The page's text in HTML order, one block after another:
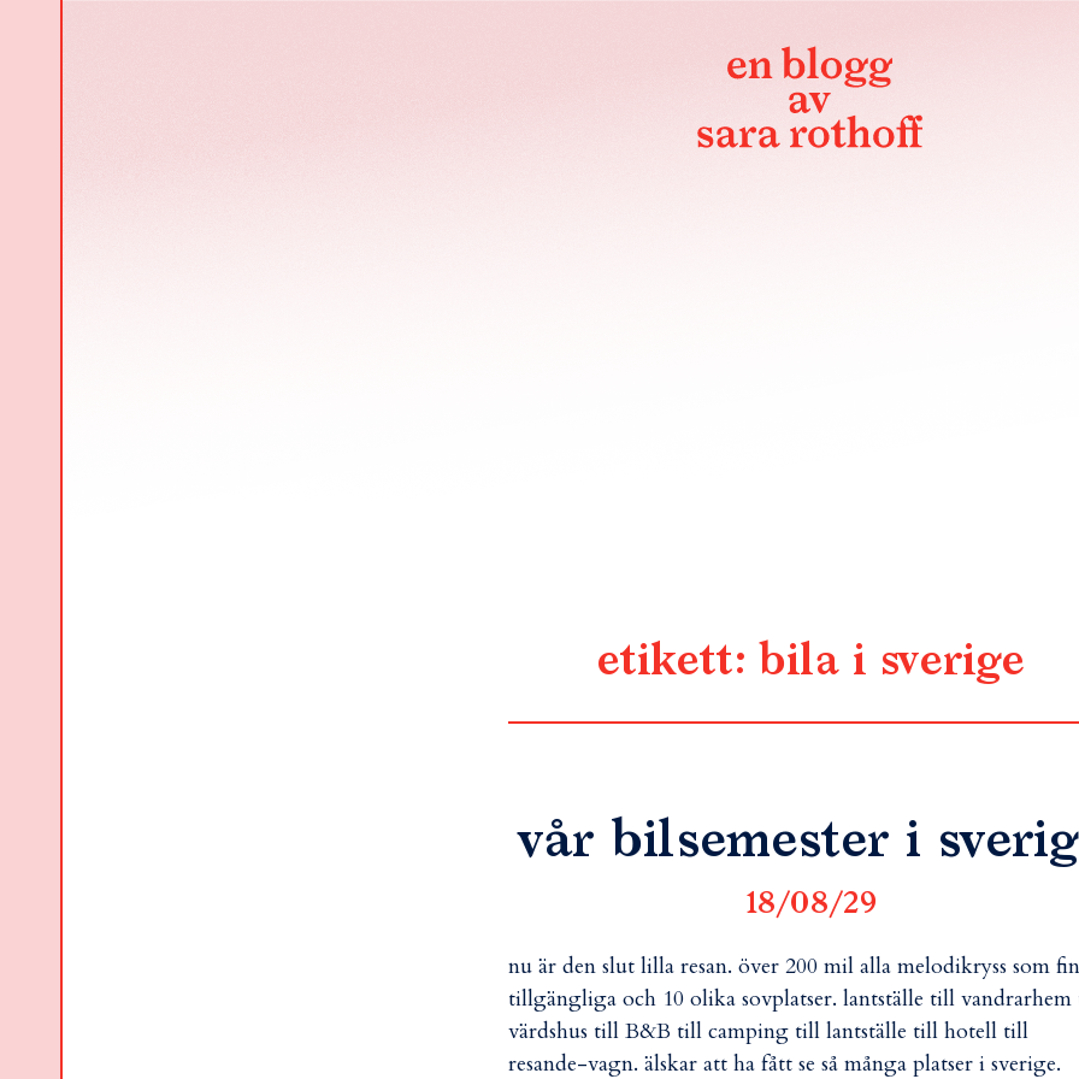
etikett: bila i sverige
vår bilsemester i
18/08/29
nu är den slut lilla resan. över 200 mil alla melodikryss som
tillgängliga och 10 olika sovplatser. lantställe till
värdshus till B&B till camping till lantställe till hotell till
resande-vagn. älskar att ha fått se så många platser i sverige.